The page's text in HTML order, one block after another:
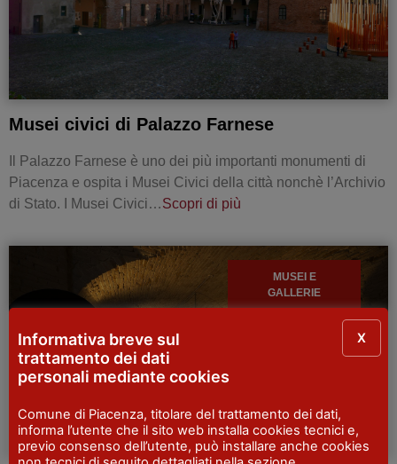
Musei civici di Palazzo Farnese
Il Palazzo Farnese è uno dei più importanti monumenti di
Piacenza e ospita i Musei Civici della città nonchè l’Archivio
di Stato. I Musei Civici…Scopri di più
MUSEI E
GALLERIE
Informativa breve sul
trattamento dei dati
personali mediante cookies
Comune di Piacenza, titolare del trattamento dei dati,
informa l’utente che il sito web installa cookies tecnici e,
previo consenso dell’utente, può installare anche cookies
X